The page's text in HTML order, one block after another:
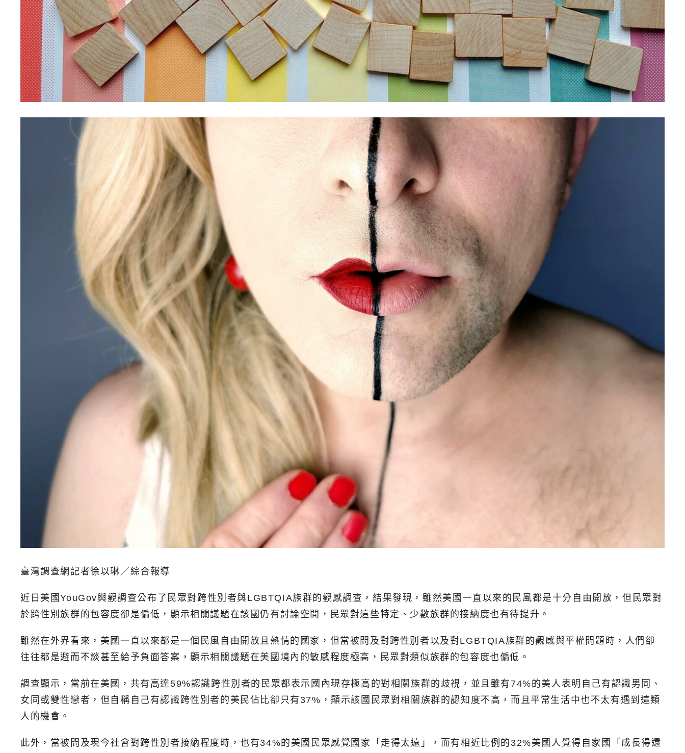
臺灣調查網記者徐以琳／綜合報導
近日美國YouGov輿觀調查公布了民眾對跨性別者與LGBTQIA族群的觀感調查，結果發現，雖然美國一直以來的民風都是十分自由開放，但民眾對
於跨性別族群的包容度卻是偏低，顯示相關議題在該國仍有討論空間，民眾對這些特定、少數族群的接納度也有待提升。
雖然在外界看來，美國一直以來都是一個民風自由開放且熱情的國家，但當被問及對跨性別者以及對LGBTQIA族群的觀感與平權問題時，人們卻
往往都是避而不談甚至給予負面答案，顯示相關議題在美國境內的敏感程度極高，民眾對類似族群的包容度也偏低。
調查顯示，當前在美國，共有高達59%認識跨性別者的民眾都表示國內現存極高的對相關族群的歧視，並且雖有74%的美人表明自己有認識男同、
女同或雙性戀者，但自稱自己有認識跨性別者的美民佔比卻只有37%，顯示該國民眾對相關族群的認知度不高，而且平常生活中也不太有遇到這類
人的機會。
此外，當被問及現今社會對跨性別者接納程度時，也有34%的美國民眾感覺國家「走得太遠」，而有相近比例的32%美國人覺得自家國「成長得還